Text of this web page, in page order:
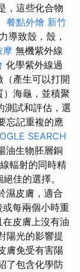
，這些化合物
餐點外燴 新竹
導致殼，殼，
摩 無機紫外線
化學紫外線過
產生可以打開
海龜，並積聚
試和評估，選
忘記重複的應
SEARCH
油生物胚層銅
輻射的同時精
佳的選擇。
濕皮膚，適合
每兩個小時重
皮膚上沒有油
陽光的影響提
膚免受有害陽
了包含化學防